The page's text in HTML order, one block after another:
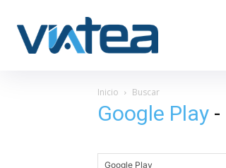
Inicio Buscar
Google Play -